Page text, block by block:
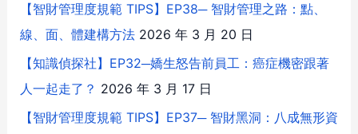
【智財管理度規範 TIPS】EP38─ 智財管理之路：點、
線、面、體建構方法 2026 年 3 月 20 日
【知識偵探社】EP32─嬌生怒告前員工：癌症機密跟著
人一起走了？ 2026 年 3 月 17 日
【智財管理度規範 TIPS】EP37─ 智財黑洞：八成無形資